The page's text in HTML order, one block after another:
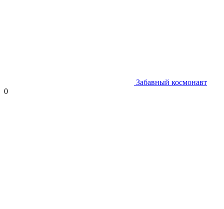
Забавный космонавт
0